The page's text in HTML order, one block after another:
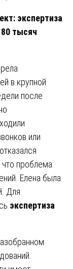
экспертиза
тысяч
в крупной
после
или
что проблема
Елена была
Для
экспертиза